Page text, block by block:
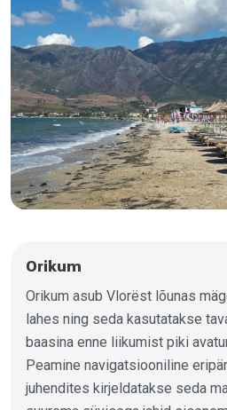
Orikum
Orikum asub Vlorëst lõunas
lahes ning seda kasutatakse
baasina enne liikumist piki
Peamine navigatsiooniline
juhendites kirjeldatakse seda